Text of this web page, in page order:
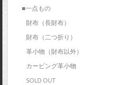
■一点もの
財布（長財布）
財布（二つ折り）
革小物（財布以外）
カービング革小物
SOLD OUT